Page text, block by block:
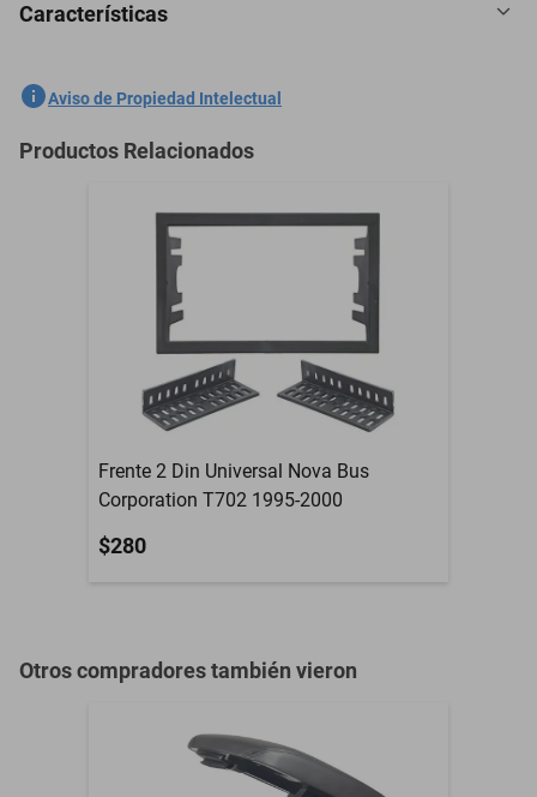
2 Boquilla Limpiaparabrisas Lincoln Aviator 2003-2009
Características
SKU
Marca
Contenido del Empaque
2 Boquilla
Limpiaparabrisas
Garantía con Proveedor
3 Meses
Aviso de Propiedad Intelectual
Productos Relacionados
Frente 2 Din Universal Nova Bus
Corporation T702 1995-2000
$280
Otros compradores también vieron